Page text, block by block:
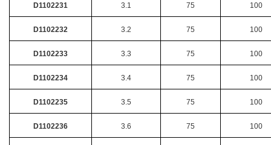
D1102231 3.1 75 100
D1102232 3.2 75 100
D1102233 3.3 75 100
D1102234 3.4 75 100
D1102235 3.5 75 100
D1102236 3.6 75 100